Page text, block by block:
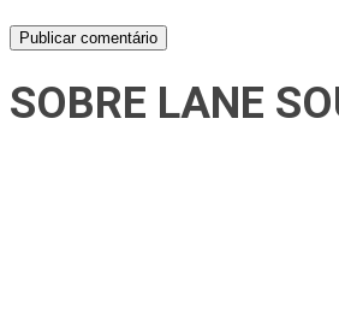
SOBRE LANE